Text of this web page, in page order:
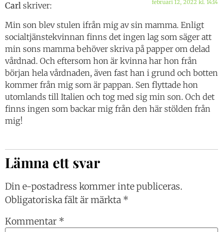
Carl skriver: februari 12, 2022 kl. 14:14
Min son blev stulen ifrån mig av sin mamma. Enligt
socialtjänstekvinnan finns det ingen lag som säger att
min sons mamma behöver skriva på papper om delad
vårdnad. Och eftersom hon är kvinna har hon från
början hela vårdnaden, även fast han i grund och botten
kommer från mig som är pappan. Sen flyttade hon
utomlands till Italien och tog med sig min son. Och det
finns ingen som backar mig från den här stölden från
mig!
Lämna ett svar
Din e-postadress kommer inte publiceras.
Obligatoriska fält är märkta *
Kommentar *